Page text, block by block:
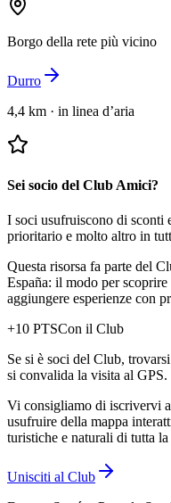
Borgo della rete più vicino
Durro
4,4 km · in linea d’aria
Sei socio del Club Amici?
I soci usufruiscono di sconti
prioritario e molto altro in
Questa risorsa fa parte del
España: il modo per
aggiungere esperienze con
+10 PTSCon il Club
Se si è soci del Club,
si convalida la visita al GPS.
Vi consigliamo di iscrivervi
usufruire della mappa
turistiche e naturali di tutta la
Unisciti al Club